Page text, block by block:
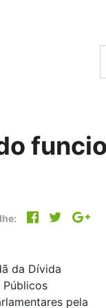
da Dívida
Públicos
pela